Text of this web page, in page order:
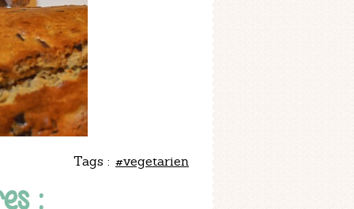
Tags : #vegetarien
: